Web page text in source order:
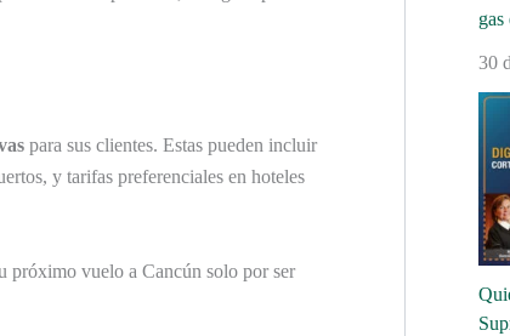
para sus clientes. Estas pueden incluir
y tarifas preferenciales en hoteles
próximo vuelo a Cancún solo por ser
30